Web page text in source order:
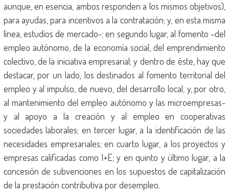
aunque, en esencia, ambos responden a los mismos objetivos),
para ayudas, para incentivos a la contratación; y, en esta misma
línea, estudios de mercado-; en segundo lugar, al fomento –del
empleo autónomo, de la economía social, del emprendimiento
colectivo, de la iniciativa empresarial; y dentro de éste, hay que
destacar, por un lado, los destinados al fomento territorial del
empleo y al impulso, de nuevo, del desarrollo local, y, por otro,
al mantenimiento del empleo autónomo y las microempresas-
y al apoyo a la creación y al empleo en cooperativas
sociedades laborales; en tercer lugar, a la identificación de las
necesidades empresariales; en cuarto lugar, a los proyectos y
empresas calificadas como I+E; y en quinto y último lugar, a la
concesión de subvenciones en los supuestos de capitalización
de la prestación contributiva por desempleo.